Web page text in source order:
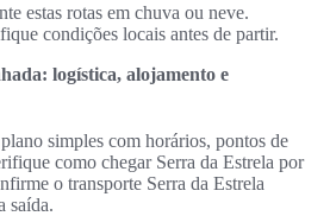
estas rotas em chuva ou neve.
condições locais antes de partir.
logística, alojamento e
simples com horários, pontos de
como chegar Serra da Estrela por
o transporte Serra da Estrela
saída.